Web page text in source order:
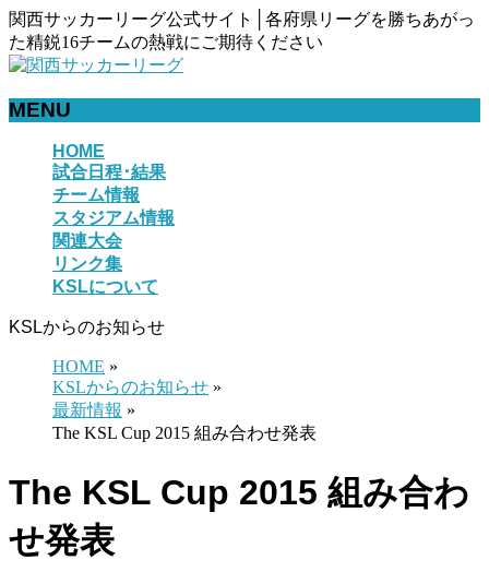
関西サッカーリーグ公式サイト│各府県リーグを勝ちあがっ
た精鋭16チームの熱戦にご期待ください
MENU
HOME
試合日程･結果
チーム情報
スタジアム情報
関連大会
リンク集
KSLについて
KSLからのお知らせ
HOME »
KSLからのお知らせ »
最新情報 »
The KSL Cup 2015 組み合わせ発表
The KSL Cup 2015 組み合わ
せ発表